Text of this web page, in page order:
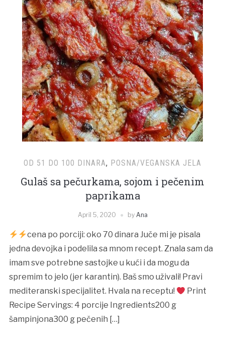
OD 51 DO 100 DINARA, POSNA/VEGANSKA JELA
Gulaš sa pečurkama, sojom i pečenim
paprikama
April 5, 2020 by Ana
cena po porciji: oko 70 dinara Juče mi je pisala
jedna devojka i podelila sa mnom recept. Znala sam da
imam sve potrebne sastojke u kući i da mogu da
spremim to jelo (jer karantin). Baš smo uživali! Pravi
mediteranski specijalitet. Hvala na receptu!
Print
Recipe Servings: 4 porcije Ingredients200 g
šampinjona300 g pečenih […]